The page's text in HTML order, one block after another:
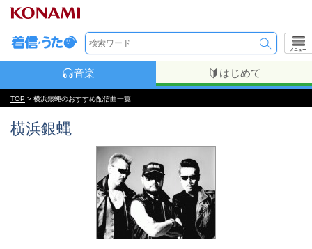
メニュー
音楽 はじめて
TOP > 横浜銀蝿のおすすめ配信曲一覧
横浜銀蝿